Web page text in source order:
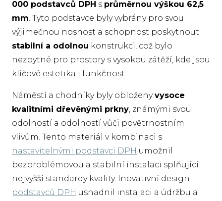
000 podstavců DPH s průměrnou výškou 62,5
mm. Tyto podstavce byly vybrány pro svou
výjimečnou nosnost a schopnost poskytnout
stabilní a odolnou konstrukci, což bylo
nezbytné pro prostory s vysokou zátěží, kde jsou
klíčové estetika i funkčnost.
Náměstí a chodníky byly obloženyvysoce
kvalitními dřevěnými prkny, známými svou
odolností a odolností vůči povětrnostním
vlivům. Tento materiál v kombinaci s
nastavitelnými podstavci DPH umožnil
bezproblémovou a stabilní instalaci splňující
nejvyšší standardy kvality. Inovativní design
podstavců DPH usnadnil instalaci a údržbu a